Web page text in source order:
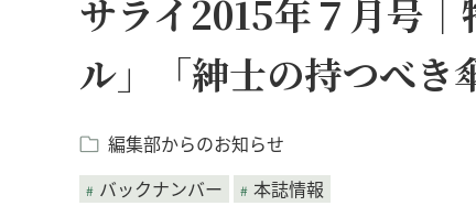
サライ2015年７月号
ル」「紳士の持つべき
編集部からのお知らせ
バックナンバー
本誌情報